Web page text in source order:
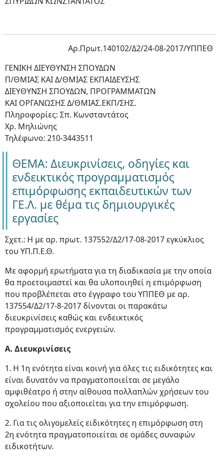
Αρ.Πρωτ.140102/Δ2/24-08-2017/ΥΠΠΕΘ
ΓΕΝΙΚΗ ΔΙΕΥΘΥΝΣΗ ΣΠΟΥΔΩΝ
Π/ΘΜΙΑΣ ΚΑΙ Δ/ΘΜΙΑΣ ΕΚΠΑΙΔΕΥΣΗΣ
ΔΙΕΥΘΥΝΣΗ ΣΠΟΥΔΩΝ, ΠΡΟΓΡΑΜΜΑΤΩΝ
ΚΑΙ ΟΡΓΑΝΩΣΗΣ Δ/ΘΜΙΑΣ.ΕΚΠ/ΣΗΣ.
Πληροφορίες: Σπ. Κωνσταντάτος
Χρ. Μηλιώνης
Τηλέφωνο: 210-3443511
ΘΕΜΑ: Διευκρινίσεις, οδηγίες και
ενδεικτικός προγραμματισμός
επιμόρφωσης εκπαιδευτικών των
ΓΕ.Λ. με θέμα τις δημιουργικές
εργασίες
Σχετ.: Η με αρ. πρωτ. 137552/Δ2/17-08-2017 εγκύκλιος
του ΥΠ.Π.Ε.Θ.
Με αφορμή ερωτήματα για τη διαδικασία με την οποία
θα προετοιμαστεί και θα υλοποιηθεί η επιμόρφωση
που προβλέπεται στο έγγραφο του ΥΠΠΕΘ με αρ.
137554/Δ2/17-8-2017 δίνονται οι παρακάτω
διευκρινίσεις καθώς και ενδεικτικός
προγραμματισμός ενεργειών.
Α. Διευκρινίσεις
1. Η 1η ενότητα είναι κοινή για όλες τις ειδικότητες και
είναι δυνατόν να πραγματοποιείται σε μεγάλο
αμφιθέατρο ή στην αίθουσα πολλαπλών χρήσεων του
σχολείου που αξιοποιείται για την επιμόρφωση.
2. Για τις ολιγομελείς ειδικότητες η επιμόρφωση στη
2η ενότητα πραγματοποιείται σε ομάδες συναφών
ειδικοτήτων.